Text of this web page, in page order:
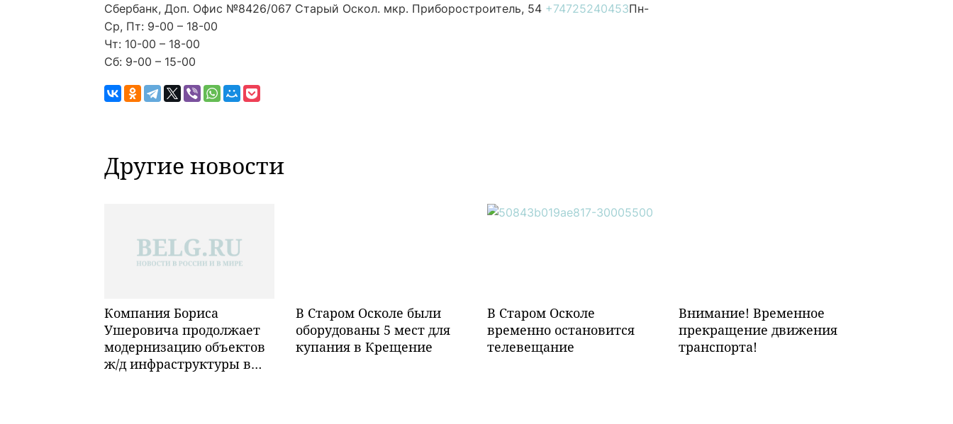
Сбербанк, Доп. Офис №8426/067 Старый Оскол. мкр. Приборостроитель, 54 +74725240453Пн-
Ср, Пт: 9-00 – 18-00
Чт: 10-00 – 18-00
Сб: 9-00 – 15-00
Другие новости
Компания Бориса
Ушеровича продолжает
модернизацию объектов
ж/д инфраструктуры в
В Старом Осколе были
оборудованы 5 мест для
купания в Крещение
В Старом Осколе
временно остановится
телевещание
Внимание! Временное
прекращение движения
транспорта!